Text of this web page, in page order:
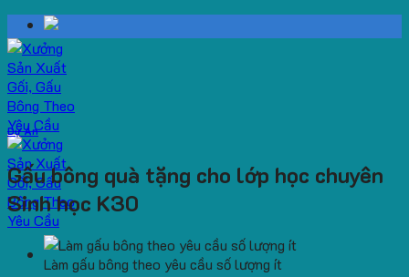
Skip
to
content
Dự Án
Gấu bông quà tặng cho lớp học chuyên
Sinh học K30
Làm gấu bông theo yêu cầu số lượng ít